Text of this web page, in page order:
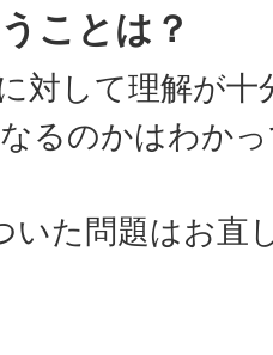
ことは？
対して理解が
るのかはわか
いた問題はお直